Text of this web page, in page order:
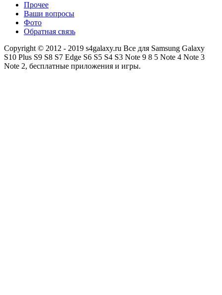
Прочее
Ваши вопросы
Фото
Обратная связь
Copyright © 2012 - 2019 s4galaxy.ru Все для Samsung Galaxy
S10 Plus S9 S8 S7 Edge S6 S5 S4 S3 Note 9 8 5 Note 4 Note 3
Note 2, бесплатные приложения и игры.